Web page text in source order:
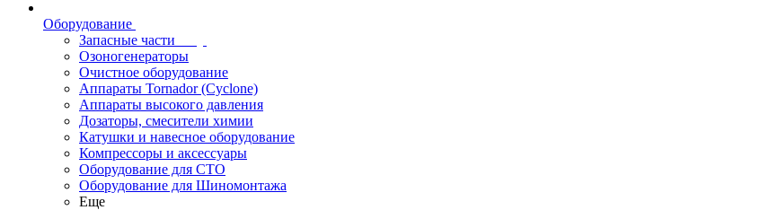
Оборудование
Запасные части
Озоногенераторы
Очистное оборудование
Аппараты Tornador (Cyclone)
Аппараты высокого давления
Дозаторы, смесители химии
Катушки и навесное оборудование
Компрессоры и аксессуары
Оборудование для СТО
Оборудование для Шиномонтажа
Еще